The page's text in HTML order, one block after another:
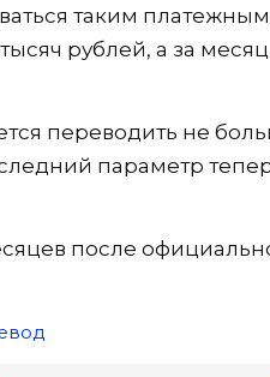
таким
рублей, а за
переводить не
параметр
после